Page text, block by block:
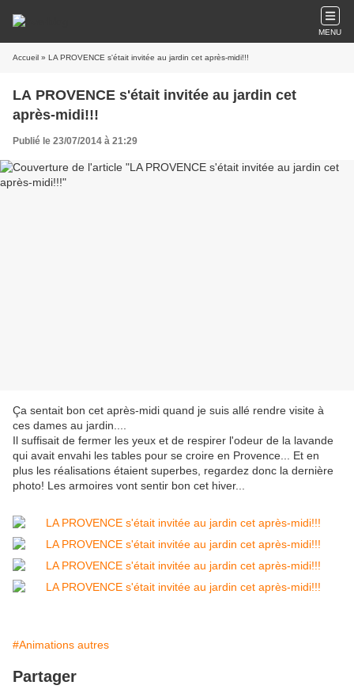
MENU
Accueil » LA PROVENCE s'était invitée au jardin cet après-midi!!!
LA PROVENCE s'était invitée au jardin cet
après-midi!!!
Publié le 23/07/2014 à 21:29
Ça sentait bon cet après-midi quand je suis allé rendre visite à
ces dames au jardin....
Il suffisait de fermer les yeux et de respirer l'odeur de la lavande
qui avait envahi les tables pour se croire en Provence... Et en
plus les réalisations étaient superbes, regardez donc la dernière
photo! Les armoires vont sentir bon cet hiver...
#Animations autres
Partager